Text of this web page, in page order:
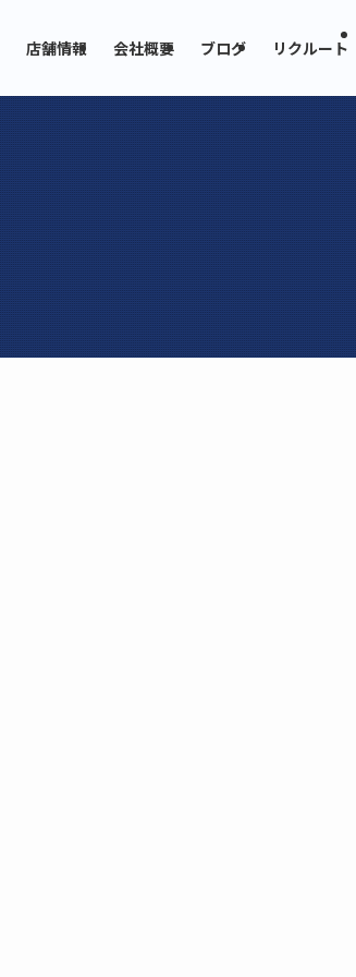
店舗情報 会社概要 ブログ リクルート